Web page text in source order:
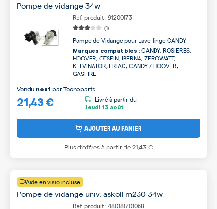
Pompe de vidange 34w
Ref. produit : 91200173
(1)
Pompe de Vidange pour Lave-linge CANDY
Marques compatibles : CANDY, ROSIERES,
HOOVER, OTSEIN, IBERNA, ZEROWATT,
KELVINATOR, FRIAC, CANDY / HOOVER,
GASFIRE
21,43 €
Vendu neuf parTecnoparts
Livré à partir du
Jeudi 13 août
AJOUTER AU PANIER
Plus d’offres à partir de21,43 €
Aide en visio incluse
Pompe de vidange univ. askoll m230 34w
Ref. produit : 480181701068